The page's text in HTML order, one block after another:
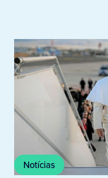
Notícias